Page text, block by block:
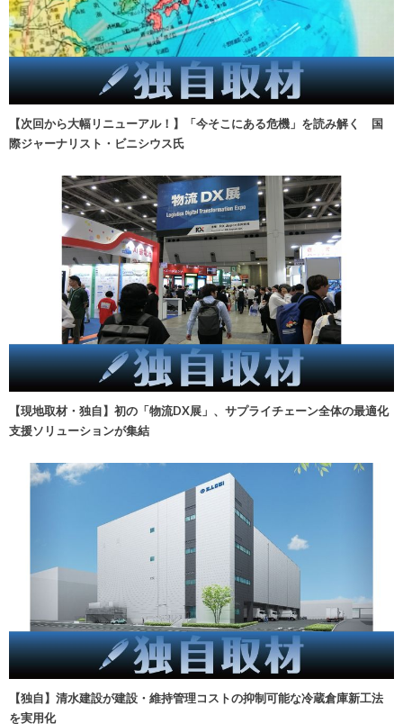
【次回から大幅リニューアル！】「今そこにある危機」を読み解く 国
際ジャーナリスト・ビニシウス氏
【現地取材・独自】初の「物流DX展」、サプライチェーン全体の最適化
支援ソリューションが集結
【独自】清水建設が建設・維持管理コストの抑制可能な冷蔵倉庫新工法
を実用化